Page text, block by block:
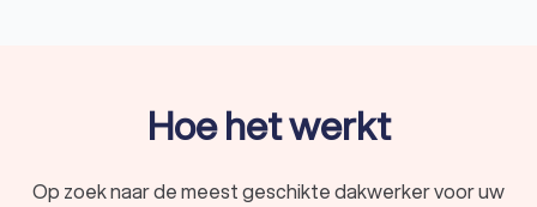
onderhoudsvriendelijk en is relatief goedkoop.
Dakpannen: dakpannen zijn de meest bekende vorm van
dakpannen: betonnen dakpannen en keramische
Hoe het werkt
Op zoek naar de meest geschikte dakwerker voor uw